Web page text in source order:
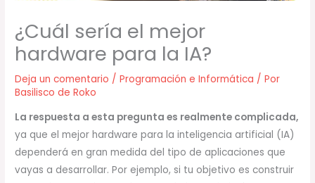
¿Cuál sería el mejor
hardware para la IA?
Deja un comentario /Programación e Informática / Por
Basilisco de Roko
La respuesta a esta pregunta es realmente complicada,
ya que el mejor hardware para la inteligencia artificial (IA)
dependerá en gran medida del tipo de aplicaciones que
vayas a desarrollar. Por ejemplo, si tu objetivo es construir